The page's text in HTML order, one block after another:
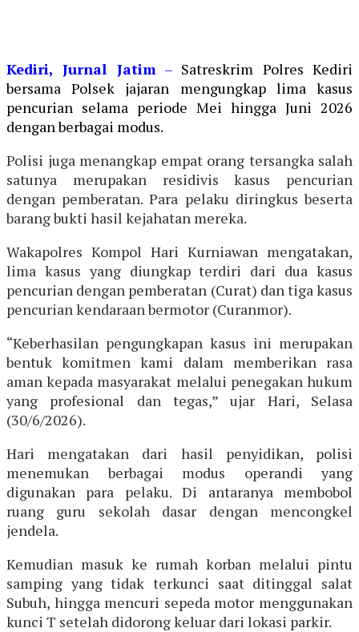
Kediri, Jurnal Jatim – Satreskrim Polres Kediri
bersama Polsek jajaran mengungkap lima kasus
pencurian selama periode Mei hingga Juni 2026
dengan berbagai modus.
Polisi juga menangkap empat orang tersangka salah
satunya merupakan residivis kasus pencurian
dengan pemberatan. Para pelaku diringkus beserta
barang bukti hasil kejahatan mereka.
Wakapolres Kompol Hari Kurniawan mengatakan,
lima kasus yang diungkap terdiri dari dua kasus
pencurian dengan pemberatan (Curat) dan tiga kasus
pencurian kendaraan bermotor (Curanmor).
“Keberhasilan pengungkapan kasus ini merupakan
bentuk komitmen kami dalam memberikan rasa
aman kepada masyarakat melalui penegakan hukum
yang profesional dan tegas,” ujar Hari, Selasa
(30/6/2026).
Hari mengatakan dari hasil penyidikan, polisi
menemukan berbagai modus operandi yang
digunakan para pelaku. Di antaranya membobol
ruang guru sekolah dasar dengan mencongkel
jendela.
Kemudian masuk ke rumah korban melalui pintu
samping yang tidak terkunci saat ditinggal salat
Subuh, hingga mencuri sepeda motor menggunakan
kunci T setelah didorong keluar dari lokasi parkir.